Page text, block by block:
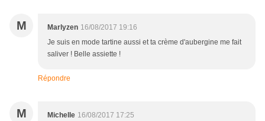
M Marlyzen 16/08/2017 19:16
Je suis en mode tartine aussi et ta crème d'aubergine me fait
saliver ! Belle assiette !
Répondre
M Michelle 16/08/2017 17:25